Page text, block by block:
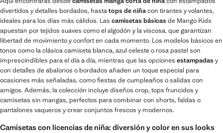
divertidos y detalles bordados, hastatops de niñacon tirantes y volantes,
ideales para los días más cálidos. Las camisetas básicasde Mango Kids
apuestan por tejidos suaves como el algodón y la viscosa, que garantizan
libertad de movimiento y confort en cada momento. Los modelos básicos en
tonos como la clásica camiseta blanca, azul celeste o rosa pastel son
imprescindibles para el día a día, mientras que las opciones estampadasy
con detalles de abalorios o bordados añaden un toque especial para
ocasiones más señaladas, como fiestas de cumpleaños o salidas con
amigos. Además, la colección incluye diseños crop, tops fruncidos y
camisetas sin mangas, perfectos para combinar con shorts, faldas o
pantalones vaqueros y crear conjuntos frescos y modernos.
Camisetas con licencias de niña: diversión y color en sus looks